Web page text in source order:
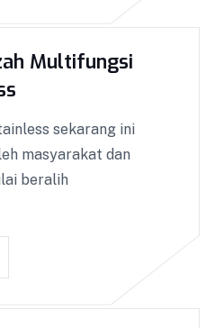
Premium || Kami
ke seluruh Indonesia
COD! Promo & Diskon
melalui proses Quality
Kualitas.
Multifungsi
sekarang ini
masyarakat dan
beralih